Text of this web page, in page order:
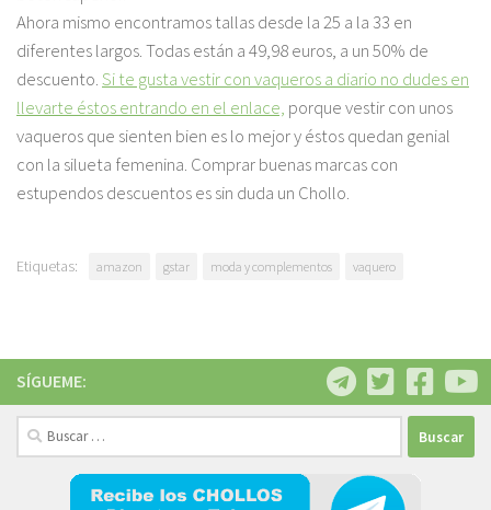
Ahora mismo encontramos tallas desde la 25 a la 33 en
diferentes largos. Todas están a 49,98 euros, a un 50% de
descuento.Si te gusta vestir con vaqueros a diario no dudes en
llevarte éstos entrando en el enlace, porque vestir con unos
vaqueros que sienten bien es lo mejor y éstos quedan genial
con la silueta femenina. Comprar buenas marcas con
estupendos descuentos es sin duda un Chollo.
Etiquetas: amazon gstar moda y complementos vaquero
SÍGUEME:
Buscar: